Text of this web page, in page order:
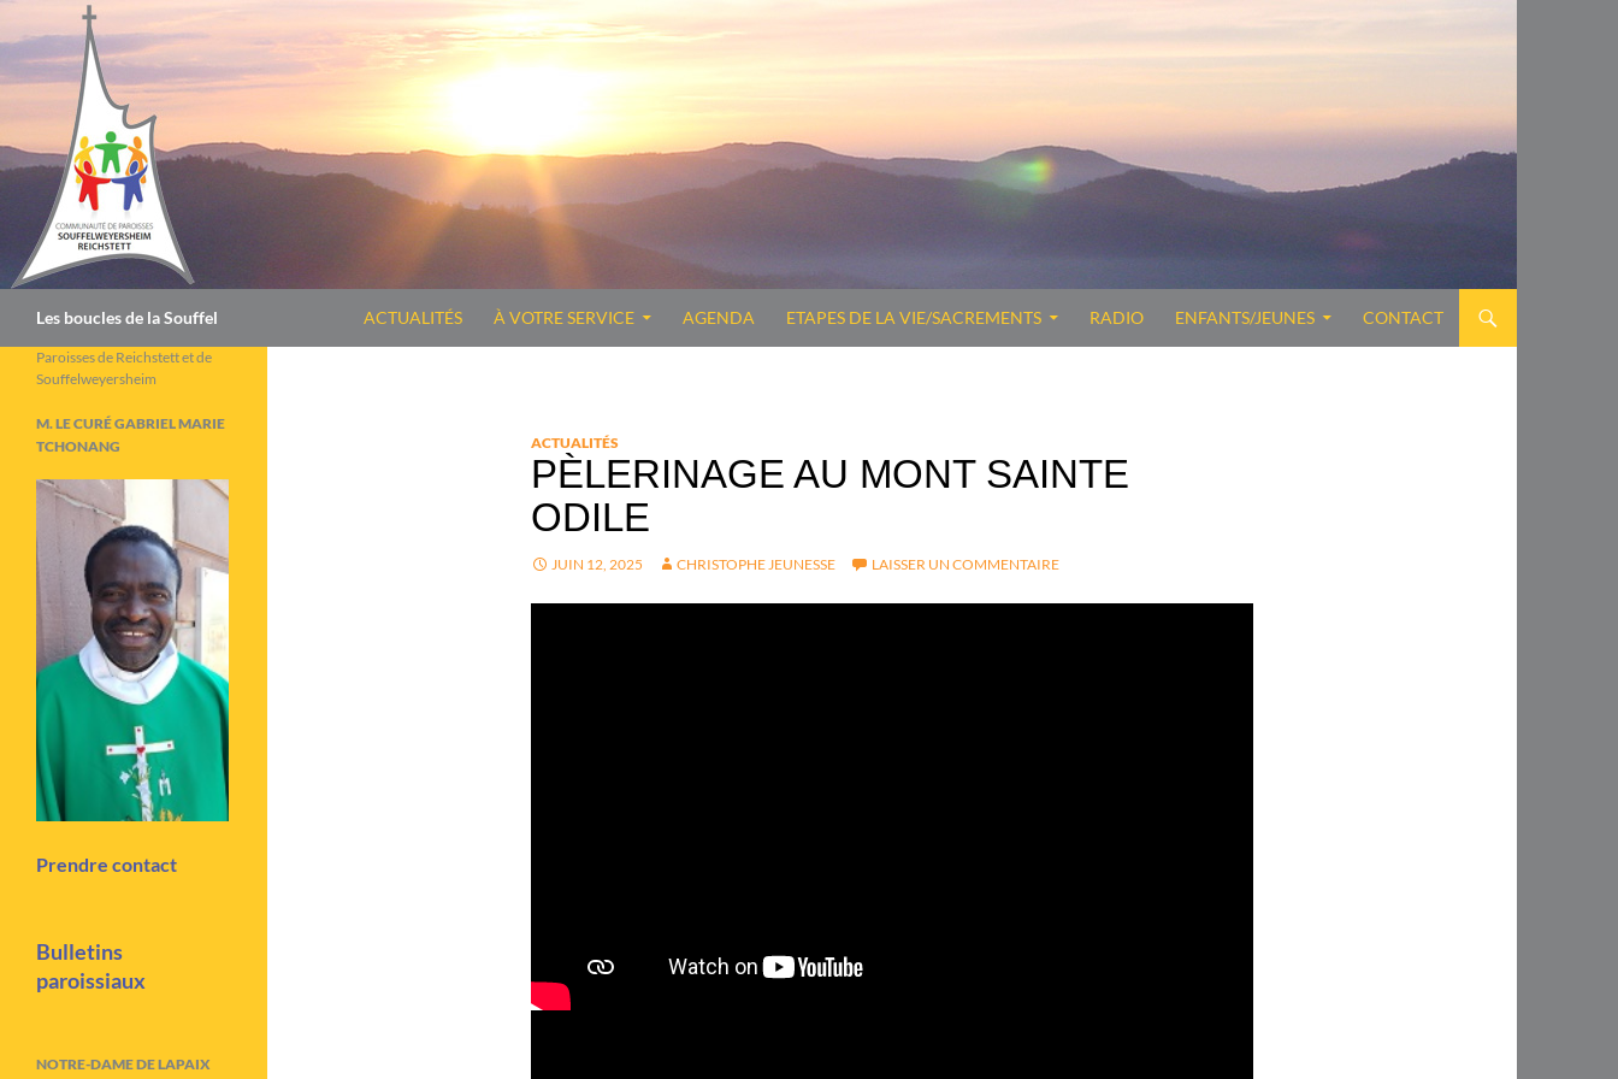
au
contenu
Les boucles de la Souffel ACTUALITÉS À VOTRE SERVICE AGENDA ETAPES DE LA VIE/SACREMENTS RADIO ENFANTS/JEUNES CONTACT
ACTUALITÉS
PÈLERINAGE AU MONT SAINTE
ODILE
JUIN 12, 2025 CHRISTOPHE JEUNESSE LAISSER UN COMMENTAIRE
Paroisses de Reichstett et de
Souffelweyersheim
M. LE CURÉ GABRIEL MARIE
TCHONANG
Prendre contact
Bulletins
paroissiaux
NOTRE-DAME DE LAPAIX